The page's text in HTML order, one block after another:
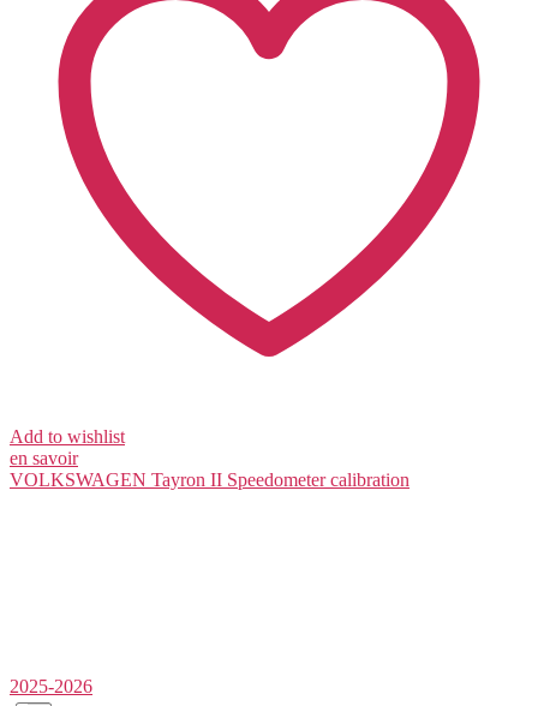
Add to wishlist
en savoir
VOLKSWAGEN Tayron II Speedometer calibration
2025-2026